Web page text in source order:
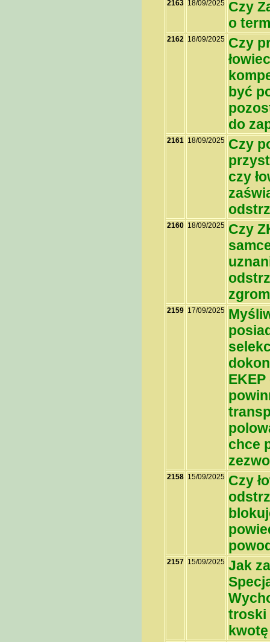
2163 18/09/2025 Czy
o
2162 18/09/2025 Czy
być
do
2161 18/09/2025 Czy
czy
2160 18/09/2025 Czy
2159 17/09/2025
chce
2158 15/09/2025 Czy
2157 15/09/2025 Jak
troski
kwotę